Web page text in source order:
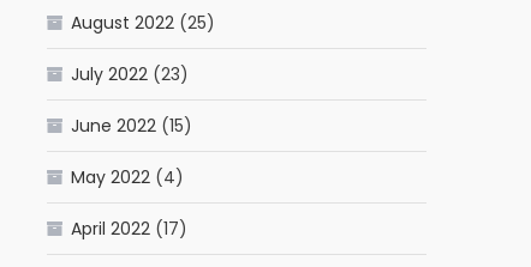
August 2022 (25)
July 2022 (23)
June 2022 (15)
May 2022 (4)
April 2022 (17)